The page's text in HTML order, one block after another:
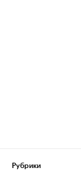
Рубрики